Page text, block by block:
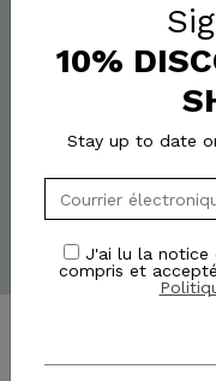
SOCIÉTÉ
10%
Stay up to date
J'ai lu la notice
compris et